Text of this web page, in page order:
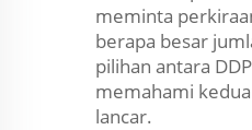
meminta
berapa besar
pilihan antara
memahami
lancar.